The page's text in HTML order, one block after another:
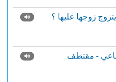
زوجها عليها ؟
- مقتطف